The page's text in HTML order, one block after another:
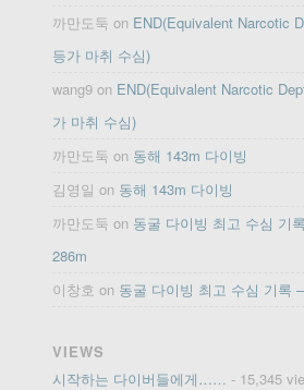
까만도둑 on END(Equivalent Narcotic
등가 마취 수심)
wang9on END(Equivalent Narcotic
가 마취 수심)
까만도둑 on 동해 143m 다이빙
김영일 on 동해 143m 다이빙
까만도둑 on 동굴 다이빙 최고 수심 기
286m
이창호 on 동굴 다이빙 최고 수심 기록
VIEWS
시작하는 다이버들에게…… - 15,345